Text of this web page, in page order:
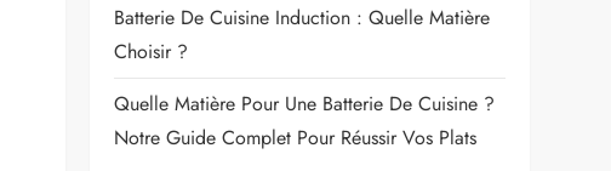
Batterie De Cuisine Induction : Quelle Matière
Choisir ?
Quelle Matière Pour Une Batterie De Cuisine ?
Notre Guide Complet Pour Réussir Vos Plats